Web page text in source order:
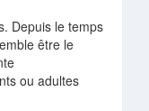
Depuis le temps
être le
ou adultes